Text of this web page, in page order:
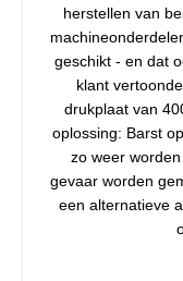
herstellen van
geschikt - en dat
klant
drukplaat van
oplossing: Barst
zo weer
gevaar worden
een alternatieve